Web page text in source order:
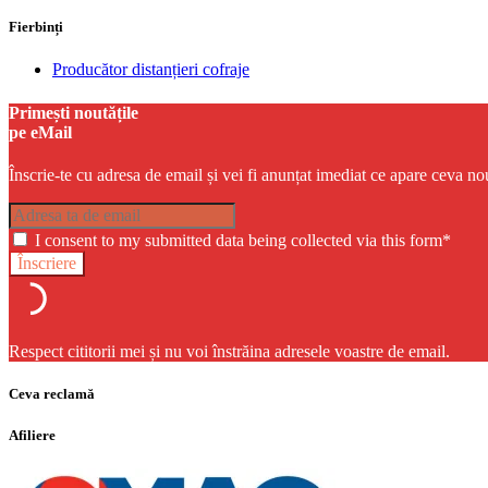
Fierbinți
Producător distanțieri cofraje
Primești noutățile
pe eMail
Înscrie-te cu adresa de email și vei fi anunțat imediat ce apare ceva
I consent to my submitted data being collected via this form*
Respect cititorii mei și nu voi înstrăina adresele voastre de email.
Ceva reclamă
Afiliere